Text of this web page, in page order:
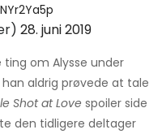
28. juni 2019
ting om Alysse under
aldrig prøvede at tale
Shot at Love spoiler side
den tidligere deltager